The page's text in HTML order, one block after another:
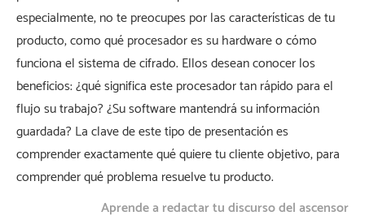
especialmente, no te preocupes por las características de tu
producto, como qué procesador es su hardware o cómo
funciona el sistema de cifrado. Ellos desean conocer los
beneficios: ¿qué significa este procesador tan rápido para el
flujo su trabajo? ¿Su software mantendrá su información
guardada? La clave de este tipo de presentación es
comprender exactamente qué quiere tu cliente objetivo, para
comprender qué problema resuelve tu producto.
Aprende a redactar tu discurso del ascensor